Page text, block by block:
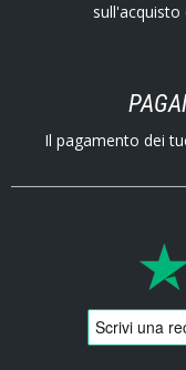
Il pagamento dei